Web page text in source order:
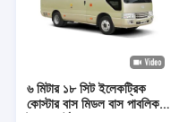
৬ মিটার ১৮ সিট ইলেকট্রিক
কোস্টার বাস মিডল বাস পাবলিক